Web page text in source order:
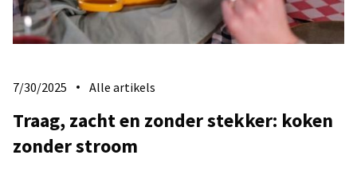
7/30/2025 Alle artikels
​Traag, zacht en zonder stekker: koken
zonder stroom